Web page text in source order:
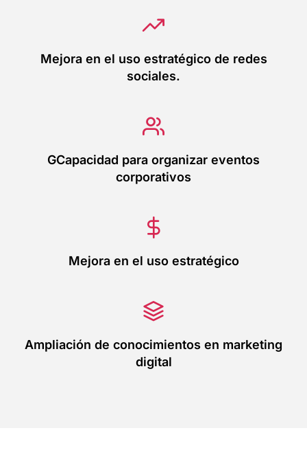
Mejora en el uso estratégico de redes
sociales.
GCapacidad para organizar eventos
corporativos
Mejora en el uso estratégico
Ampliación de conocimientos en marketing
digital